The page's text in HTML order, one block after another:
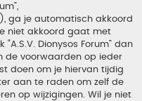
ga je automatisch akkoord
niet akkoord gaat met
Dionysos Forum” dan
de voorwaarden op ieder
doen om je hiervan tijdig
aan te raden om zelf de
op wijzigingen. Wil je niet